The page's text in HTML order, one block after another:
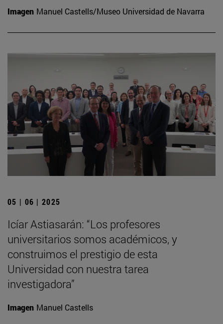
Imagen Manuel Castells/Museo Universidad de Navarra
05 | 06 | 2025
Icíar Astiasarán: “Los profesores
universitarios somos académicos, y
construimos el prestigio de esta
Universidad con nuestra tarea
investigadora”
Imagen Manuel Castells